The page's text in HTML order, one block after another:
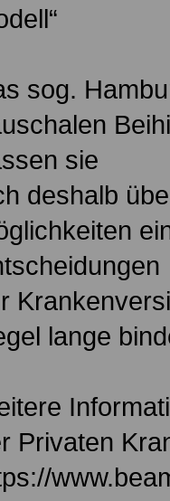
sog.
sie
deshalb
lange
Privaten